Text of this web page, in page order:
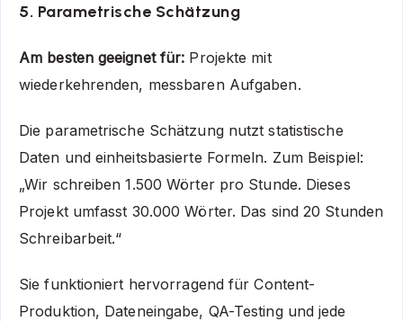
5. Parametrische Schätzung
Am besten geeignet für: Projekte mit
wiederkehrenden, messbaren Aufgaben.
Die parametrische Schätzung nutzt statistische
Daten und einheitsbasierte Formeln. Zum Beispiel:
„Wir schreiben 1.500 Wörter pro Stunde. Dieses
Projekt umfasst 30.000 Wörter. Das sind 20 Stunden
Schreibarbeit.“
Sie funktioniert hervorragend für Content-
Produktion, Dateneingabe, QA-Testing und jede